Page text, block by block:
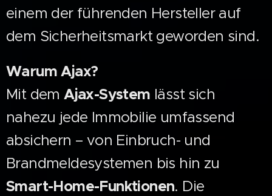
einem der führenden Hersteller auf
dem Sicherheitsmarkt geworden sind.
Warum Ajax?
Mit demAjax-System lässt sich
nahezu jede Immobilie umfassend
absichern – von Einbruch- und
Brandmeldesystemen bis hin zu
Smart-Home-Funktionen. Die